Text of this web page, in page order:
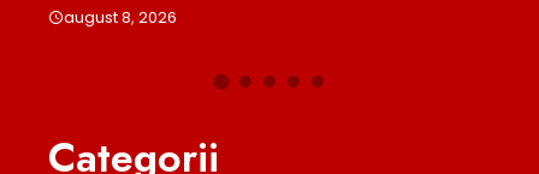
Categorii